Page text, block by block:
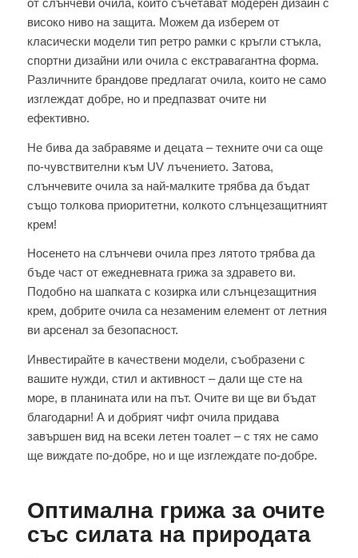
от слънчеви очила, които съчетават модерен дизайн с
високо ниво на защита. Можем да изберем от
класически модели тип ретро рамки с кръгли стъкла,
спортни дизайни или очила с екстравагантна форма.
Различните брандове предлагат очила, които не само
изглеждат добре, но и предпазват очите ни
ефективно.
Не бива да забравяме и децата – техните очи са още
по-чувствителни към UV лъчението. Затова,
слънчевите очила за най-малките трябва да бъдат
също толкова приоритетни, колкото слънцезащитният
крем!
Носенето на слънчеви очила през лятото трябва да
бъде част от ежедневната грижа за здравето ви.
Подобно на шапката с козирка или слънцезащитния
крем, добрите очила са незаменим елемент от летния
ви арсенал за безопасност.
Инвестирайте в качествени модели, съобразени с
вашите нужди, стил и активност – дали ще сте на
море, в планината или на път. Очите ви ще ви бъдат
благодарни! А и добрият чифт очила придава
завършен вид на всеки летен тоалет – с тях не само
ще виждате по-добре, но и ще изглеждате по-добре.
Оптимална грижа за очите
със силата на природата